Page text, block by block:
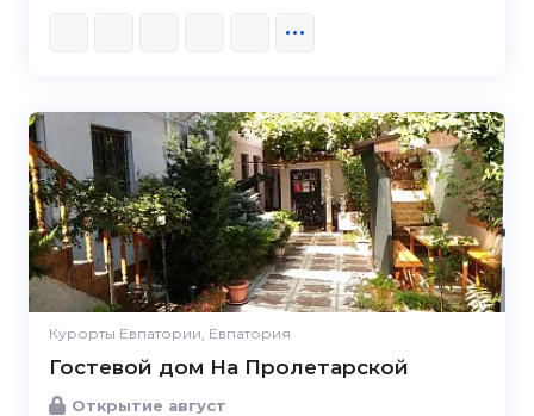
Курорты Евпатории, Евпатория
Гостевой дом На Пролетарской
Открытие август